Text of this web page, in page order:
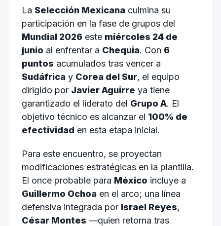
La Selección Mexicanaculmina su
participación en la fase de grupos del
Mundial 2026 este miércoles 24 de
junio al enfrentar a Chequia. Con 6
puntos acumulados tras vencer a
Sudáfricay Corea del Sur, el equipo
dirigido por Javier Aguirre ya tiene
garantizado el liderato del Grupo A. El
objetivo técnico es alcanzar el 100% de
efectividad en esta etapa inicial.
Para este encuentro, se proyectan
modificaciones estratégicas en la plantilla.
El once probable para México incluye a
Guillermo Ochoaen el arco; una línea
defensiva integrada por Israel Reyes,
César Montes —quien retorna tras